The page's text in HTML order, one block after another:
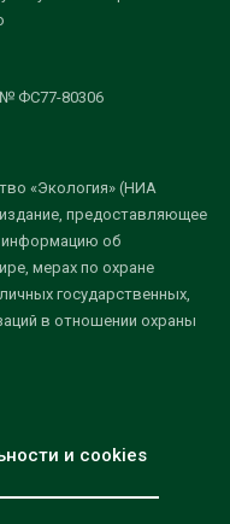
ФС77-80306
«Экология» (НИА
предоставляющее
информацию об
мерах по охране
государственных,
в отношении охраны
и cookies